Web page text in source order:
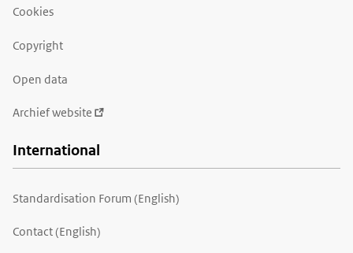
Cookies
Copyright
Open data
Archief website
International
Standardisation Forum (English)
Contact (English)